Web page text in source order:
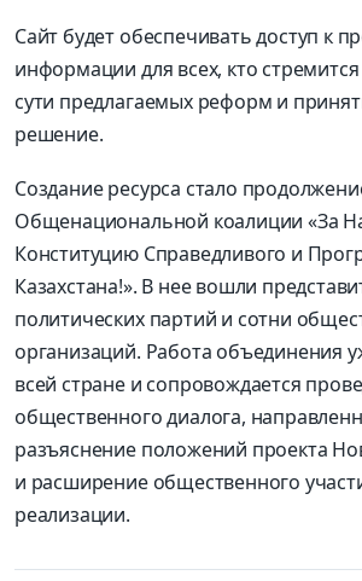
Сайт будет обеспечивать доступ к
информации для всех, кто
сути предлагаемых реформ и
решение.
Создание ресурса стало
Общенациональной коалиции «За
Конституцию Справедливого и
Казахстана!». В нее вошли
политических партий и сотни
организаций. Работа объединения
всей стране и сопровождается
общественного диалога,
разъяснение положений проекта
и расширение общественного
реализации.